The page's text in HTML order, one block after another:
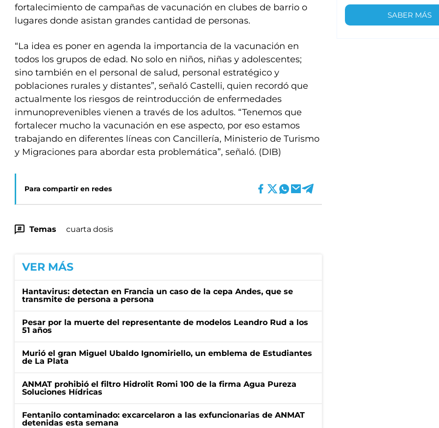
fortalecimiento de campañas de vacunación en clubes de barrio o
lugares donde asistan grandes cantidad de personas.
“La idea es poner en agenda la importancia de la vacunación en
todos los grupos de edad. No solo en niños, niñas y adolescentes;
sino también en el personal de salud, personal estratégico y
poblaciones rurales y distantes”, señaló Castelli, quien recordó que
actualmente los riesgos de reintroducción de enfermedades
inmunoprevenibles vienen a través de los adultos. “Tenemos que
fortalecer mucho la vacunación en ese aspecto, por eso estamos
trabajando en diferentes líneas con Cancillería, Ministerio de Turismo
y Migraciones para abordar esta problemática”, señaló. (DIB)
Para compartir en redes
Temas cuarta dosis
VER MÁS
Hantavirus: detectan en Francia un caso de la cepa Andes, que se
transmite de persona a persona
Pesar por la muerte del representante de modelos Leandro Rud a los
51 años
Murió el gran Miguel Ubaldo Ignomiriello, un emblema de Estudiantes
de La Plata
ANMAT prohibió el filtro Hidrolit Romi 100 de la firma Agua Pureza
Soluciones Hídricas
Fentanilo contaminado: excarcelaron a las exfuncionarias de ANMAT
detenidas esta semana
SABER MÁS